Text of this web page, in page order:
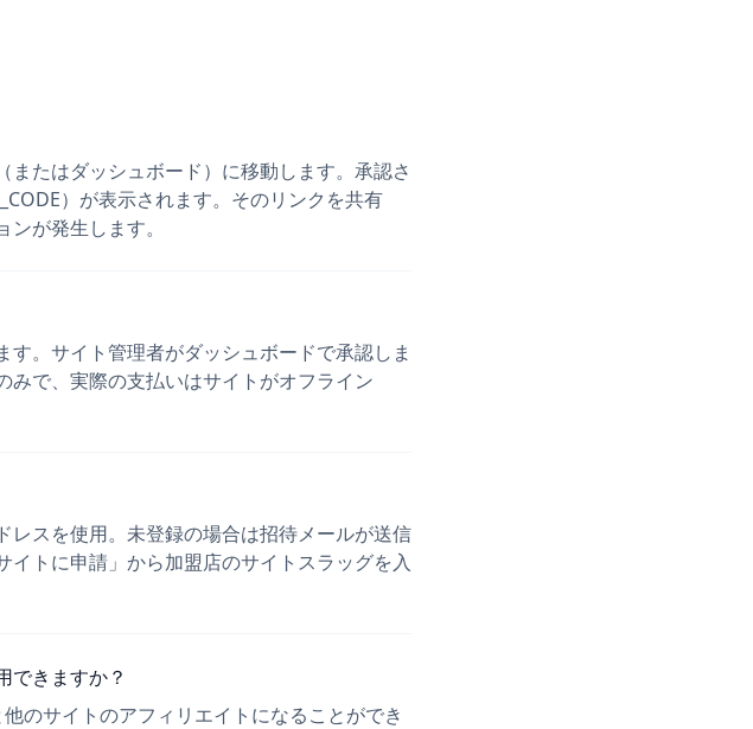
たはダッシュボード）に移動します。承認さ
）が表示されます。そのリンクを共有
が発生します。
。サイト管理者がダッシュボードで承認しま
で、実際の支払いはサイトがオフライン
スを使用。未登録の場合は招待メールが送信
トに申請」から加盟店のサイトスラッグを入
できますか？
のサイトのアフィリエイトになることができ